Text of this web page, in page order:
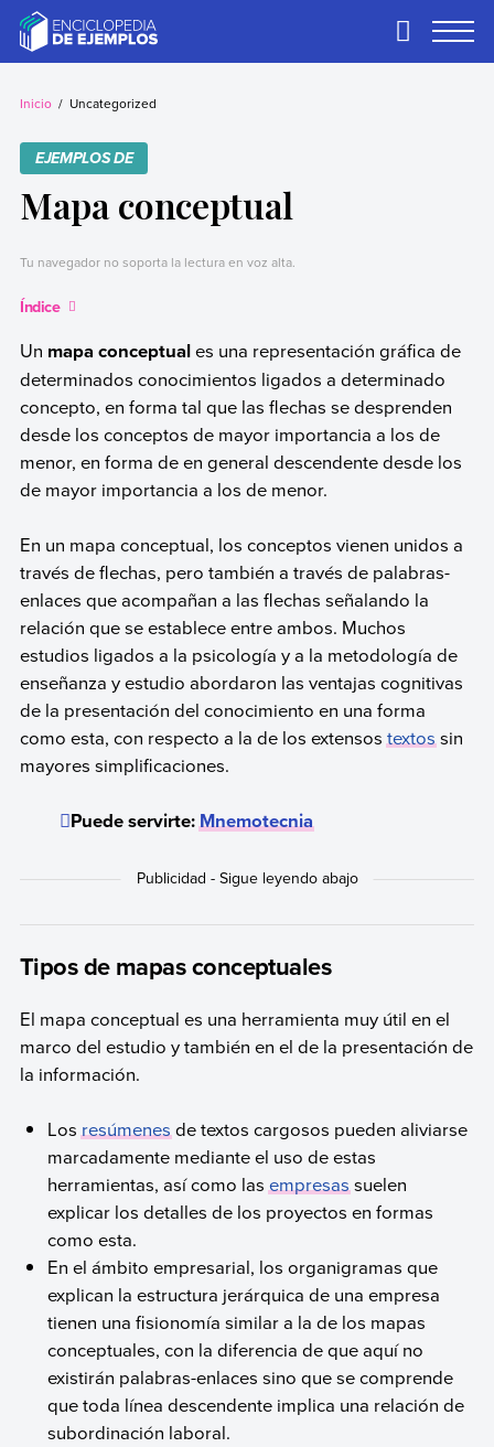
contentEjemplos
Necesitas ejemplos.
Primary
Inicio Uncategorized
EJEMPLOS DE
Mapa conceptual
Tu navegador no soporta la lectura en voz alta.
Índice
Un mapa conceptuales una representación gráfica de
determinados conocimientos ligados a determinado
concepto, en forma tal que las flechas se desprenden
desde los conceptos de mayor importancia a los de
menor, en forma de en general descendente desde los
de mayor importancia a los de menor.
En un mapa conceptual, los conceptos vienen unidos a
través de flechas, pero también a través de palabras-
enlaces que acompañan a las flechas señalando la
relación que se establece entre ambos. Muchos
estudios ligados a la psicología y a la metodología de
enseñanza y estudio abordaron las ventajas cognitivas
de la presentación del conocimiento en una forma
como esta, con respecto a la de los extensostextossin
mayores simplificaciones.
Puede servirte:Mnemotecnia
Tipos de mapas conceptuales
El mapa conceptual es una herramienta muy útil en el
marco del estudio y también en el de la presentación de
la información.
Losresúmenesde textos cargosos pueden aliviarse
marcadamente mediante el uso de estas
herramientas, así como lasempresassuelen
explicar los detalles de los proyectos en formas
como esta.
En el ámbito empresarial, los organigramas que
explican la estructura jerárquica de una empresa
tienen una fisionomía similar a la de los mapas
conceptuales, con la diferencia de que aquí no
existirán palabras-enlaces sino que se comprende
que toda línea descendente implica una relación de
subordinación laboral.